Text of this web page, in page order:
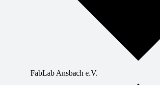
FabLab Ansbach e.V.